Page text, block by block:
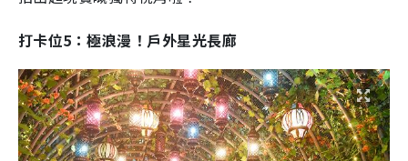
打卡位5：極浪漫！戶外星光長廊